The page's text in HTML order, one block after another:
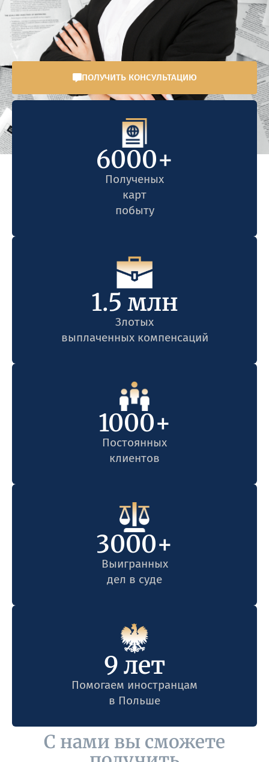
ПОЛУЧИТЬ КОНСУЛЬТАЦИЮ
Полученых
карт
побыту
6000+
Злотых
выплаченных компенсаций
1.5 млн
Постоянных
клиентов
1000+
Выигранных
дел в суде
3000+
Помогаем иностранцам
в Польше
9 лет
С нами вы сможете